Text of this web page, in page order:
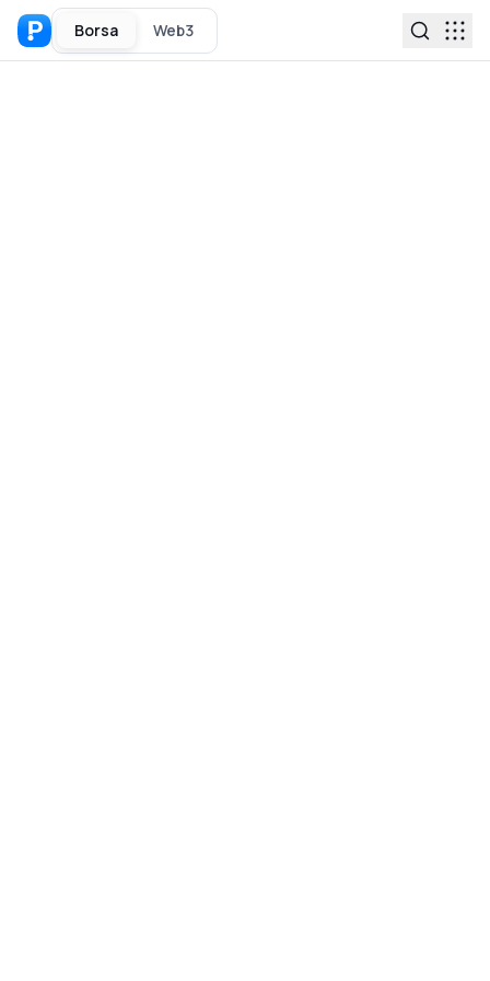
Borsa Web3